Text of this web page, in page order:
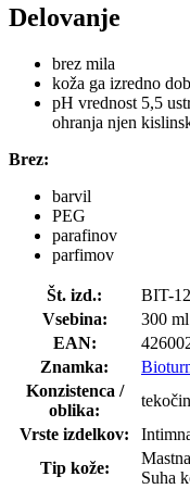
Delovanje
brez mila
koža ga izredno
pH vrednost 5,5
ohranja njen
Brez:
barvil
PEG
parafinov
parfimov
Št. izd.:
BIT-
Vsebina:
300 ml
EAN:
Znamka:
Konzistenca /
oblika:
Vrste izdelkov:
Tip kože:
Suha